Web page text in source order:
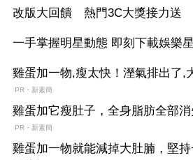
改版大回饋 熱門3C大獎接力送
一手掌握明星動態 即刻下載娛樂
雞蛋加一物,瘦太快！溼氣排出了,
PR・新素簡
雞蛋加它瘦肚子，全身脂肪全部
PR・新素簡
雞蛋加一物就能減掉大肚腩，堅